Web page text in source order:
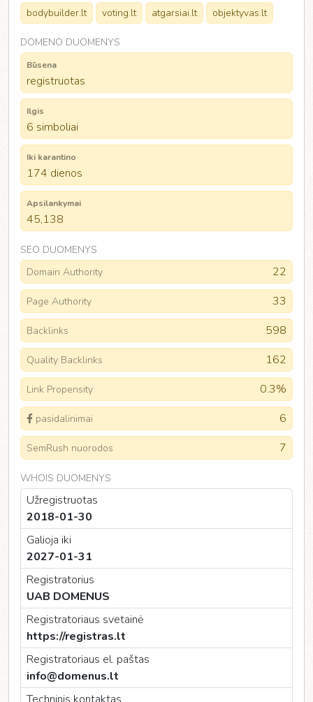
bodybuilder.lt
voting.lt atgarsiai.lt objektyvas.lt
DOMENO DUOMENYS
Būsena
registruotas
Ilgis
6 simboliai
Iki karantino
174 dienos
Apsilankymai
45,138
SEO DUOMENYS
Domain Authority
22
Page Authority 33
Backlinks 598
Quality Backlinks 162
Link Propensity 0.3%
pasidalinimai 6
SemRush nuorodos 7
WHOIS DUOMENYS
Užregistruotas
2018-01-30
Galioja iki
2027-01-31
Registratorius
UAB DOMENUS
Registratoriaus svetainė
https://registras.lt
Registratoriaus el. paštas
info@domenus.lt